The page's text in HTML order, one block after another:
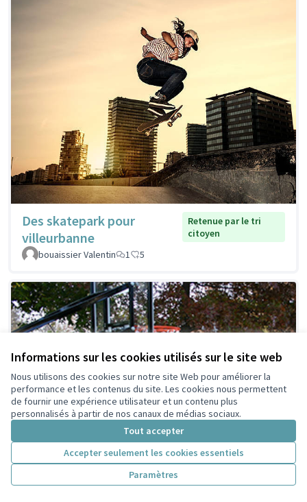
Informations sur les cookies utilisés sur le site web
Nous utilisons des cookies sur notre site Web pour améliorer la
performance et les contenus du site. Les cookies nous permettent
de fournir une expérience utilisateur et un contenu plus
personnalisés à partir de nos canaux de médias sociaux.
Tout accepter
Accepter seulement les cookies essentiels
Paramètres
Des skatepark pour
villeurbanne
Retenue par le tri
citoyen
bouaissier Valentin
1 5